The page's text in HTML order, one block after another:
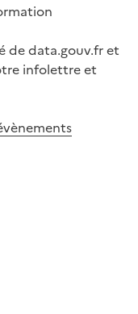
de data.gouv.fr et
infolettre et